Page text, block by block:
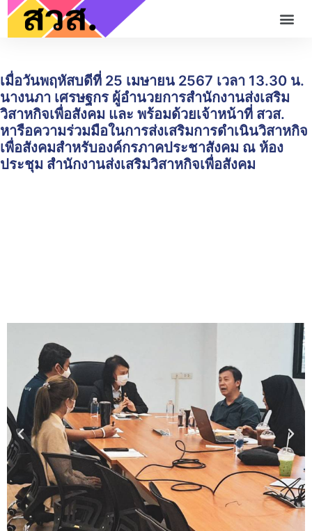
เมื่อวันพฤหัสบดีที่ 25 เมษายน 2567 เวลา 13.30 น.
นางนภา เศรษฐกร ผู้อำนวยการสำนักงานส่งเสริม
วิสาหกิจเพื่อสังคม และ พร้อมด้วยเจ้าหน้าที่ สวส.
หารือความร่วมมือในการส่งเสริมการดำเนินวิสาหกิจ
เพื่อสังคมสำหรับองค์กรภาคประชาสังคม ณ ห้อง
ประชุม สำนักงานส่งเสริมวิสาหกิจเพื่อสังคม